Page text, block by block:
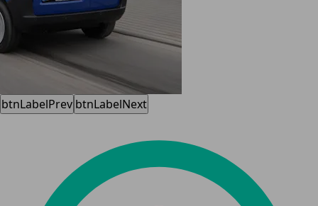
btnLabelPrev btnLabelNext